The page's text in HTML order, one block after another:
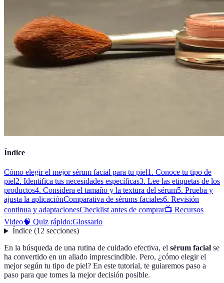
Índice
Cómo elegir el mejor sérum facial para tu piel1. Conoce tu tipo de
piel2. Identifica tus necesidades específicas3. Lee las etiquetas de los
productos4. Considera el tamaño y la textura del sérum5. Prueba y
ajusta la aplicaciónComparativa de sérums faciales6. Revisión
continua y adaptacionesChecklist antes de comprar📺 Recursos
Video🧠 Quiz rápido:Glossario
Índice(12 secciones)
En la búsqueda de una rutina de cuidado efectiva, el sérum facial se
ha convertido en un aliado imprescindible. Pero, ¿cómo elegir el
mejor según tu tipo de piel? En este tutorial, te guiaremos paso a
paso para que tomes la mejor decisión posible.